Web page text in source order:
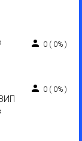
0 ( 0% )
0 ( 0% )